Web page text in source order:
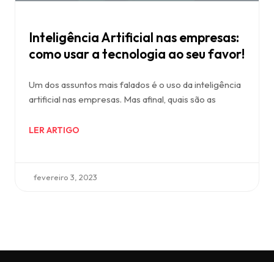
Inteligência Artificial nas empresas:
como usar a tecnologia ao seu favor!
Um dos assuntos mais falados é o uso da inteligência
artificial nas empresas. Mas afinal, quais são as
LER ARTIGO
fevereiro 3, 2023